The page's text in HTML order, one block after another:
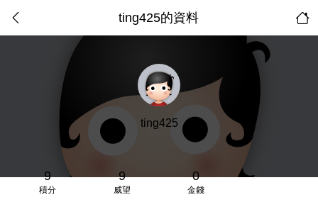
ting425的資料
ting425
9
積分
9
威望
0
金錢